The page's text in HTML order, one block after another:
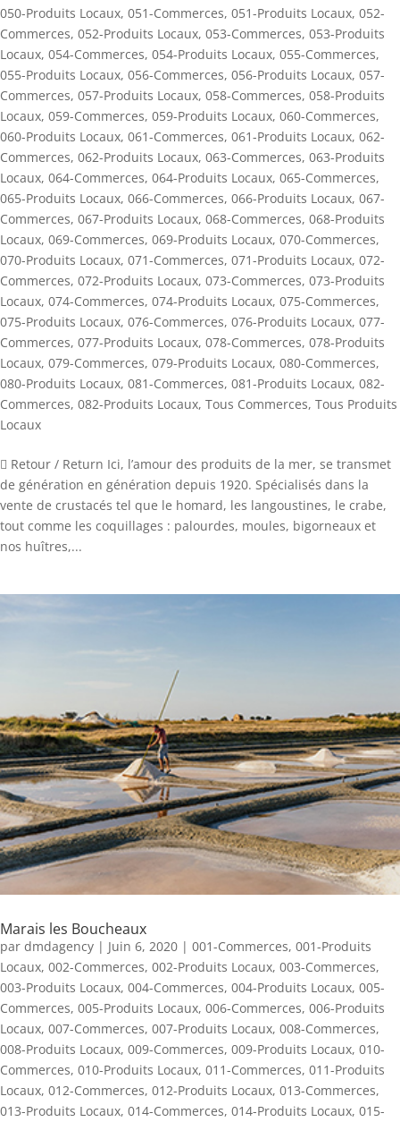
050-Produits Locaux, 051-Commerces, 051-Produits Locaux, 052-
Commerces, 052-Produits Locaux, 053-Commerces, 053-Produits
Locaux, 054-Commerces, 054-Produits Locaux, 055-Commerces,
055-Produits Locaux, 056-Commerces, 056-Produits Locaux, 057-
Commerces, 057-Produits Locaux, 058-Commerces, 058-Produits
Locaux, 059-Commerces, 059-Produits Locaux, 060-Commerces,
060-Produits Locaux, 061-Commerces, 061-Produits Locaux, 062-
Commerces, 062-Produits Locaux, 063-Commerces, 063-Produits
Locaux, 064-Commerces, 064-Produits Locaux, 065-Commerces,
065-Produits Locaux, 066-Commerces, 066-Produits Locaux, 067-
Commerces, 067-Produits Locaux, 068-Commerces, 068-Produits
Locaux, 069-Commerces, 069-Produits Locaux, 070-Commerces,
070-Produits Locaux, 071-Commerces, 071-Produits Locaux, 072-
Commerces, 072-Produits Locaux, 073-Commerces, 073-Produits
Locaux, 074-Commerces, 074-Produits Locaux, 075-Commerces,
075-Produits Locaux, 076-Commerces, 076-Produits Locaux, 077-
Commerces, 077-Produits Locaux, 078-Commerces, 078-Produits
Locaux, 079-Commerces, 079-Produits Locaux, 080-Commerces,
080-Produits Locaux, 081-Commerces, 081-Produits Locaux, 082-
Commerces, 082-Produits Locaux, Tous Commerces, Tous Produits
Locaux
 Retour / Return Ici, l’amour des produits de la mer, se transmet
de génération en génération depuis 1920. Spécialisés dans la
vente de crustacés tel que le homard, les langoustines, le crabe,
tout comme les coquillages : palourdes, moules, bigorneaux et
nos huîtres,...
Marais les Boucheaux
par dmdagency | Juin 6, 2020 | 001-Commerces, 001-Produits
Locaux, 002-Commerces, 002-Produits Locaux, 003-Commerces,
003-Produits Locaux, 004-Commerces, 004-Produits Locaux, 005-
Commerces, 005-Produits Locaux, 006-Commerces, 006-Produits
Locaux, 007-Commerces, 007-Produits Locaux, 008-Commerces,
008-Produits Locaux, 009-Commerces, 009-Produits Locaux, 010-
Commerces, 010-Produits Locaux, 011-Commerces, 011-Produits
Locaux, 012-Commerces, 012-Produits Locaux, 013-Commerces,
013-Produits Locaux, 014-Commerces, 014-Produits Locaux, 015-